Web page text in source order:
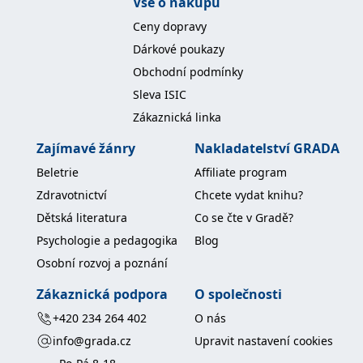
Ceny dopravy
Dárkové poukazy
Obchodní podmínky
Sleva ISIC
Zákaznická linka
Zajímavé žánry
Beletrie
Zdravotnictví
Dětská literatura
Psychologie a pedagogika
Osobní rozvoj a poznání
Nakladatelství GRADA
Affiliate program
Chcete vydat knihu?
Co se čte v Gradě?
Blog
Zákaznická podpora
+420 234 264 402
info@grada.cz
O společnosti
O nás
Upravit nastavení cookies